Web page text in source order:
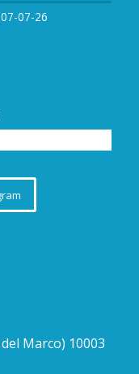
07-07-26
Marco) 10003